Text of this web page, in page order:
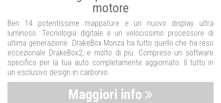
motore
Ben 14 potentissime mappature e un nuovo display ultra
luminoso. Tecnologia digitale e un velocissimo processore di
ultima generazione. DrakeBox Monza ha tutto quello che ha reso
eccezionale DrakeBox2, e molto di più. Compreso un software
specifico per la tua auto completamente aggiornato. Il tutto in
un esclusivo design in carbonio.
Maggiori info